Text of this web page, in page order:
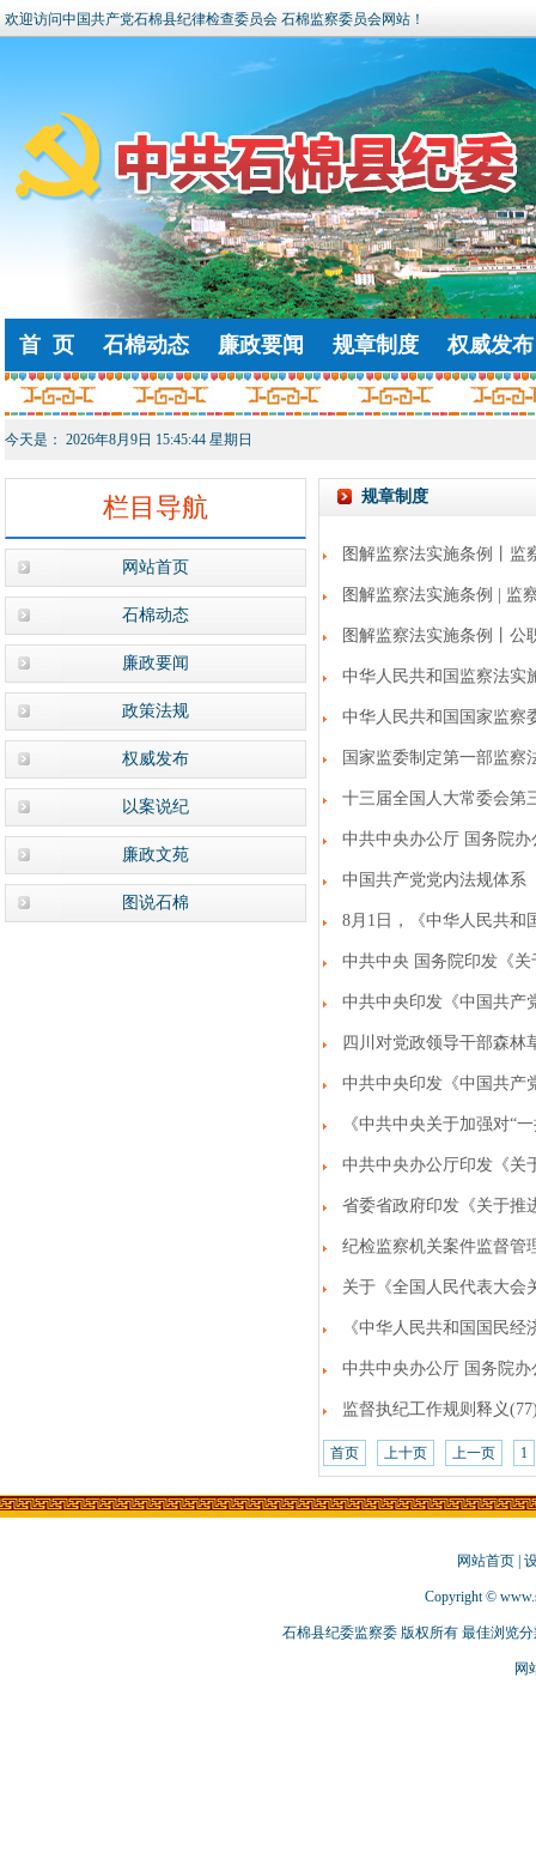
欢迎访问中国共产党石棉县纪律检查委员会 石棉监察委员会网站！
首 页 石棉动态 廉政要闻 规章制度 权威发布
今天是： 2026年8月9日 15:45:44 星期日
栏目导航
网站首页
石棉动态
廉政要闻
政策法规
权威发布
以案说纪
廉政文苑
图说石棉
规章制度
图解监察法实施条例丨监
图解监察法实施条例 | 监
图解监察法实施条例丨
中华人民共和国监察法实
中华人民共和国国家监察
国家监委制定第一部监察
十三届全国人大常委会第
中共中央办公厅 国务院
中国共产党党内法规体系
8月1日，《中华人民共和
中共中央 国务院印发《
中共中央印发《中国共产
四川对党政领导干部森林
中共中央印发《中国共产
《中共中央关于加强对“
中共中央办公厅印发《关
省委省政府印发《关于推
纪检监察机关案件监督管
关于《全国人民代表大
《中华人民共和国国民
中共中央办公厅 国务院
监督执纪工作规则释义
首页 上十页 上一页 1
网站首页
Copyright ©
石棉县纪委监察委 版权所有 最佳浏览
网